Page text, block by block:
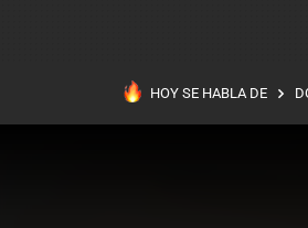
HOY SE HABLA DE